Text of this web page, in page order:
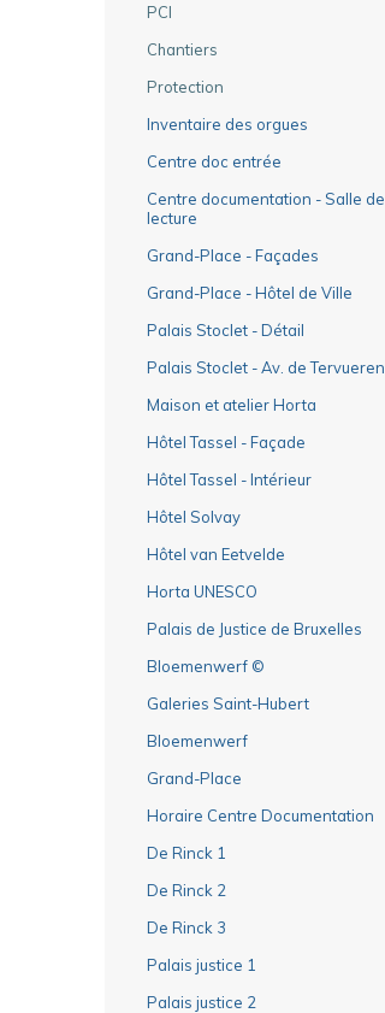
PCI
Chantiers
Protection
Inventaire des orgues
Centre doc entrée
Centre documentation - Salle de
lecture
Grand-Place - Façades
Grand-Place - Hôtel de Ville
Palais Stoclet - Détail
Palais Stoclet - Av. de Tervueren
Maison et atelier Horta
Hôtel Tassel - Façade
Hôtel Tassel - Intérieur
Hôtel Solvay
Hôtel van Eetvelde
Horta UNESCO
Palais de Justice de Bruxelles
Bloemenwerf ©
Galeries Saint-Hubert
Bloemenwerf
Grand-Place
Horaire Centre Documentation
De Rinck 1
De Rinck 2
De Rinck 3
Palais justice 1
Palais justice 2